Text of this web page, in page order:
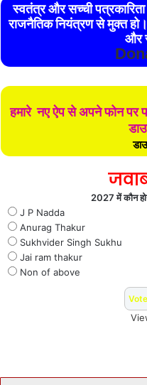
स्वतंत्र और सच्ची
राजनैतिक नियंत्रण से मुक्त
और
हमारे नए ऐप से अपने फोन पर
2027 में कौन
J P Nadda
Anurag Thakur
Sukhvider Singh Sukhu
Jai ram thakur
Non of above